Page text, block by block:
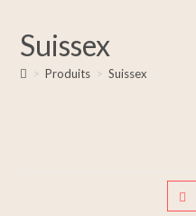
Suissex
> Produits > Suissex